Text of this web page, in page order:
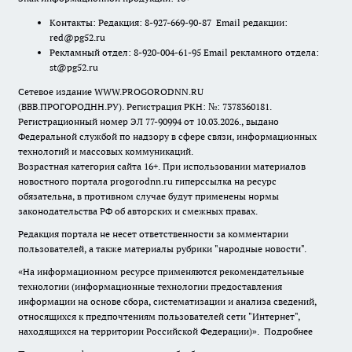
Контакты: Редакция: 8-927-669-90-87 Email редакции:
red@pg52.ru
Рекламный отдел: 8-920-004-61-95 Email рекламного отдела:
st@pg52.ru
Сетевое издание WWW.PROGORODNN.RU
(ВВВ.ПРОГОРОДНН.РУ). Регистрация РКН: №: 7378360181.
Регистрационный номер ЭЛ 77-90994 от 10.03.2026., выдано
Федеральной службой по надзору в сфере связи, информационных
технологий и массовых коммуникаций.
Возрастная категория сайта 16+. При использовании материалов
новостного портала progorodnn.ru гиперссылка на ресурс
обязательна, в противном случае будут применены нормы
законодательства РФ об авторских и смежных правах.
Редакция портала не несет ответственности за комментарии
пользователей, а также материалы рубрики "народные новости".
«На информационном ресурсе применяются рекомендательные
технологии (информационные технологии предоставления
информации на основе сбора, систематизации и анализа сведений,
относящихся к предпочтениям пользователей сети "Интернет",
находящихся на территории Российской Федерации)». Подробнее